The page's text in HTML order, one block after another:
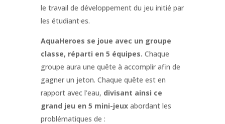
le travail de développement du jeu initié par
les étudiant·es.
AquaHeroes se joue avec un groupe
classe, réparti en 5 équipes. Chaque
groupe aura une quête à accomplir afin de
gagner un jeton. Chaque quête est en
rapport avec l’eau, divisant ainsi ce
grand jeu en 5 mini-jeuxabordant les
problématiques de :